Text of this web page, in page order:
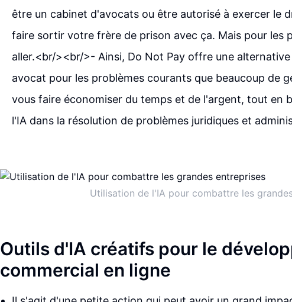
être un cabinet d'avocats ou être autorisé à exercer le
faire sortir votre frère de prison avec ça. Mais pour les
aller.<br/><br/>- Ainsi, Do Not Pay offre une
avocat pour les problèmes courants que beaucoup de
vous faire économiser du temps et de l'argent, tout en
l'IA dans la résolution de problèmes juridiques et
Utilisation de l'IA pour combattre les
Outils d'IA créatifs pour le
commercial en ligne